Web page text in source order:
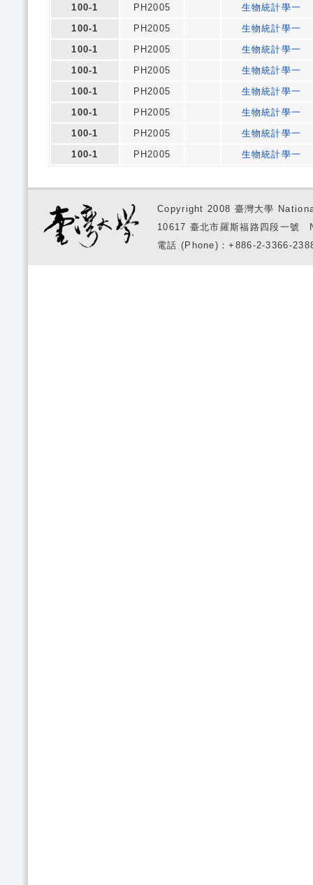
100-1
PH2005
生物統計學一
100-1
PH2005
生物統計學一
100-1
PH2005
生物統計學一
100-1
PH2005
生物統計學一
100-1
PH2005
生物統計學一
100-1
PH2005
生物統計學一
100-1
PH2005
生物統計學一
100-1
PH2005 生物統計學一
Copyright 2008 臺灣大學
10617 臺北市羅斯福路四段一
電話 (Phone)：+886-2-3366-